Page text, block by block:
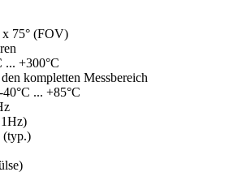
x 75° (FOV)
... +300°C
kompletten Messbereich
... +85°C
(typ.)